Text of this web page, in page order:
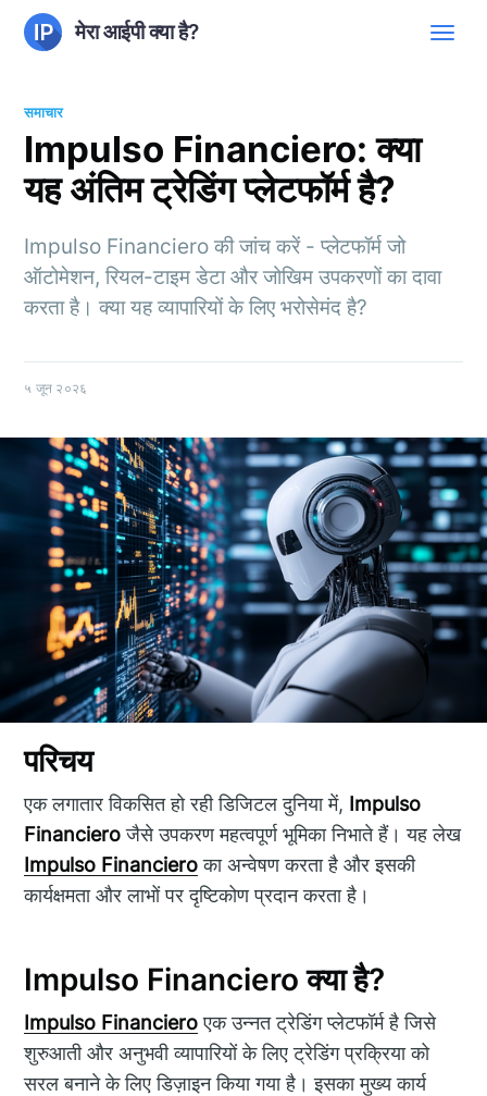
मेरा आईपी क्या है?
समाचार
Impulso Financiero: क्या
यह अंतिम ट्रेडिंग प्लेटफॉर्म है?
Impulso Financiero की जांच करें - प्लेटफॉर्म जो
ऑटोमेशन, रियल-टाइम डेटा और जोखिम उपकरणों का दावा
करता है। क्या यह व्यापारियों के लिए भरोसेमंद है?
५ जून २०२६
परिचय
एक लगातार विकसित हो रही डिजिटल दुनिया में, Impulso
Financieroजैसे उपकरण महत्वपूर्ण भूमिका निभाते हैं। यह लेख
Impulso Financieroका अन्वेषण करता है और इसकी
कार्यक्षमता और लाभों पर दृष्टिकोण प्रदान करता है।
Impulso Financiero क्या है?
Impulso Financieroएक उन्नत ट्रेडिंग प्लेटफॉर्म है जिसे
शुरुआती और अनुभवी व्यापारियों के लिए ट्रेडिंग प्रक्रिया को
सरल बनाने के लिए डिज़ाइन किया गया है। इसका मुख्य कार्य